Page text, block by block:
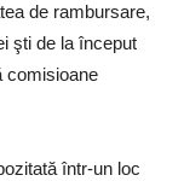
de rambursare,
şti de la început
comisioane
într-un loc